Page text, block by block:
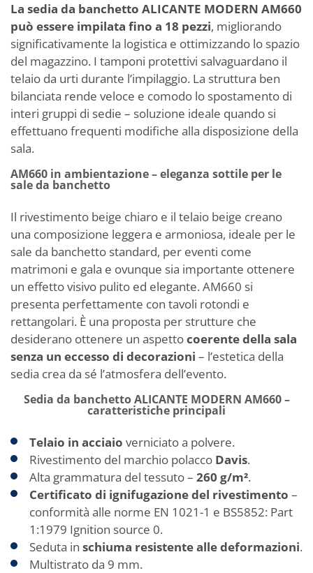
La sedia da banchetto ALICANTE MODERN AM660
può essere impilata fino a 18 pezzi, migliorando
significativamente la logistica e ottimizzando lo spazio
del magazzino. I tamponi protettivi salvaguardano il
telaio da urti durante l’impilaggio. La struttura ben
bilanciata rende veloce e comodo lo spostamento di
interi gruppi di sedie – soluzione ideale quando si
effettuano frequenti modifiche alla disposizione della
sala.
AM660 in ambientazione – eleganza sottile per le
sale da banchetto
Il rivestimento beige chiaro e il telaio beige creano
una composizione leggera e armoniosa, ideale per le
sale da banchetto standard, per eventi come
matrimoni e gala e ovunque sia importante ottenere
un effetto visivo pulito ed elegante. AM660 si
presenta perfettamente con tavoli rotondi e
rettangolari. È una proposta per strutture che
desiderano ottenere un aspettocoerente della sala
senza un eccesso di decorazioni – l’estetica della
sedia crea da sé l’atmosfera dell’evento.
Sedia da banchetto ALICANTE MODERN AM660 –
caratteristiche principali
Telaio in acciaio verniciato a polvere.
Rivestimento del marchio polacco Davis.
Alta grammatura del tessuto – 260 g/m².
Certificato di ignifugazione del rivestimento –
conformità alle norme EN 1021-1 e BS5852: Part
1:1979 Ignition source 0.
Seduta in schiuma resistente alle deformazioni.
Multistrato da 9 mm.